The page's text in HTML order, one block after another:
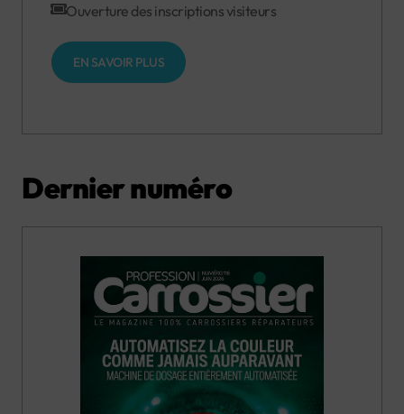
Ouverture des inscriptions visiteurs
EN SAVOIR PLUS
Dernier numéro